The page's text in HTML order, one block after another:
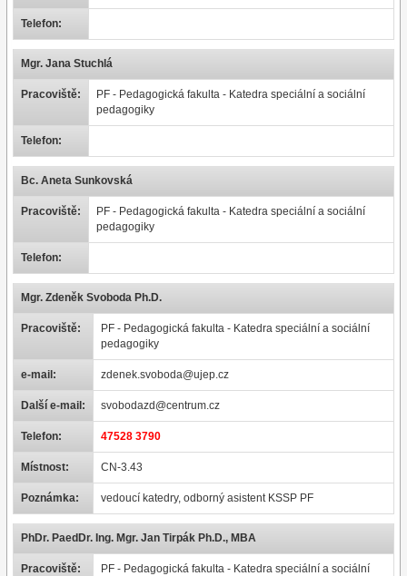
Telefon:
Mgr. Jana Stuchlá
Pracoviště:
PF - Pedagogická fakulta - Katedra speciální a sociální
pedagogiky
Telefon:
Bc. Aneta Sunkovská
Pracoviště:
PF - Pedagogická fakulta - Katedra speciální a sociální
pedagogiky
Telefon:
Mgr. Zdeněk Svoboda Ph.D.
Pracoviště:
PF - Pedagogická fakulta - Katedra speciální a sociální
pedagogiky
e-mail: zdenek.svoboda@ujep.cz
Další e-mail: svobodazd@centrum.cz
Telefon: 47528 3790
Místnost: CN-3.43
Poznámka: vedoucí katedry, odborný asistent KSSP PF
PhDr. PaedDr. Ing. Mgr. Jan Tirpák Ph.D., MBA
Pracoviště:
PF - Pedagogická fakulta - Katedra speciální a sociální